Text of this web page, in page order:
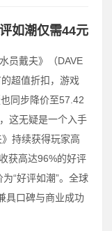
如潮仅需44元
员戴夫》（DAVE
超值折扣，游戏
同步降价至57.42
这无疑是一个入手
持续获得玩家高
获高达96%的好评
“好评如潮”。全球
具口碑与商业成功